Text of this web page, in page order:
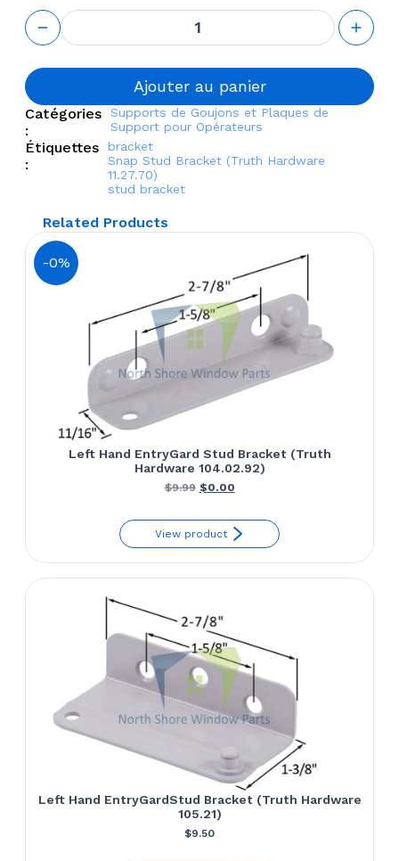
quantité
de Snap
Stud
Bracket
Hardware
11.27.70)
Ajouter au panier
Catégories
:
Supports de Goujons et Plaques de
Support pour Opérateurs
Étiquettes
:
bracket
Snap Stud Bracket (Truth Hardware
11.27.70)
stud bracket
Related Products
-0%
Left Hand EntryGard Stud Bracket (Truth
Hardware 104.02.92)
$9.99 Le
initial
était :
$0.00Le
actuel
est :
View product
Left Hand EntryGardStud Bracket (Truth Hardware
105.21)
$9.50